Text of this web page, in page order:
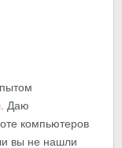
. Даю
компьютеров
вы не нашли